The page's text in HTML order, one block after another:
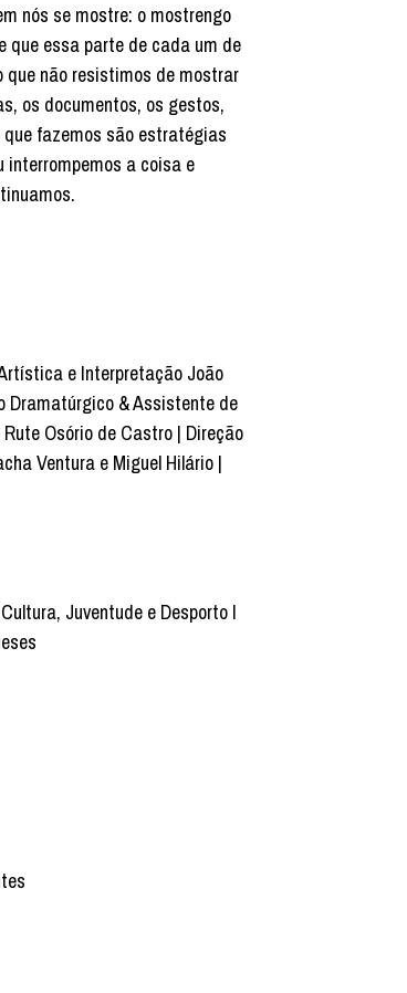
nós se mostre: o mostrengo
que essa parte de cada um de
que não resistimos de mostrar
os documentos, os gestos,
fazemos são estratégias
interrompemos a coisa e
e Interpretação João
Dramatúrgico & Assistente de
Osório de Castro | Direção
Ventura e Miguel Hilário |
Juventude e Desporto I